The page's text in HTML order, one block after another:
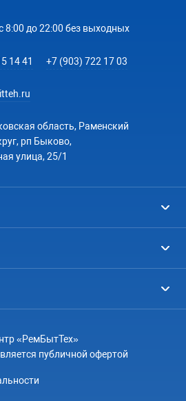
8:00 до 22:00 без выходных
14 41 +7 (903) 722 17 03
область, Раменский
рп Быково,
улица, 25/1
«РемБытТех»
публичной офертой